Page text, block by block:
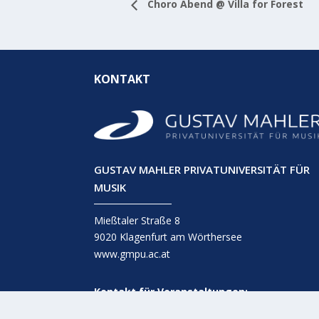
Choro Abend @ Villa for Forest
KONTAKT
GUSTAV MAHLER PRIVATUNIVERSITÄT FÜR
MUSIK
Mießtaler Straße 8
9020 Klagenfurt am Wörthersee
www.gmpu.ac.at
Kontakt für Veranstaltungen: